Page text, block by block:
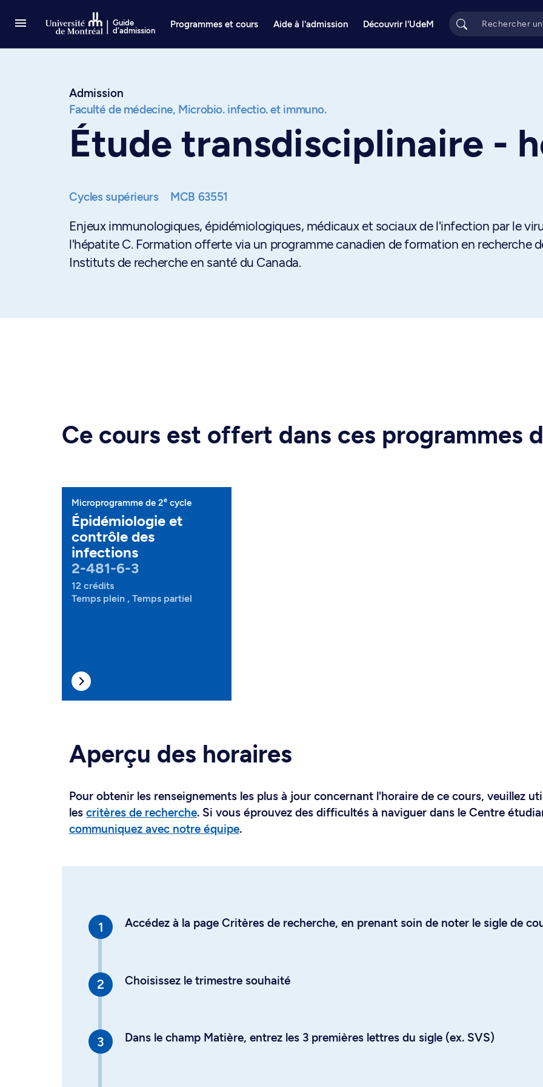
Guide
d'admission
Programmes et cours Aide à l'admission Découvrir l'UdeM
Admission
Faculté de médecine, Microbio. infectio. et immuno.
Étude transdisciplinaire -
Cycles supérieurs MCB 63551
Enjeux immunologiques, épidémiologiques, médicaux et sociaux de l'infection par le
l'hépatite C. Formation offerte via un programme canadien de formation en recherche
Instituts de recherche en santé du Canada.
Ce cours est offert dans ces programmes
Microprogramme de 2e cycle
Épidémiologie et
contrôle des
infections
2-481-6-3
12 crédits
Temps plein , Temps partiel
Aperçu des horaires
Pour obtenir les renseignements les plus à jour concernant l'horaire de ce cours, veuillez
les critères de recherche. Si vous éprouvez des difficultés à naviguer dans le Centre
communiquez avec notre équipe.
Accédez à la page Critères de recherche, en prenant soin de noter le sigle de
Choisissez le trimestre souhaité
Dans le champ Matière, entrez les 3 premières lettres du sigle (ex. SVS)